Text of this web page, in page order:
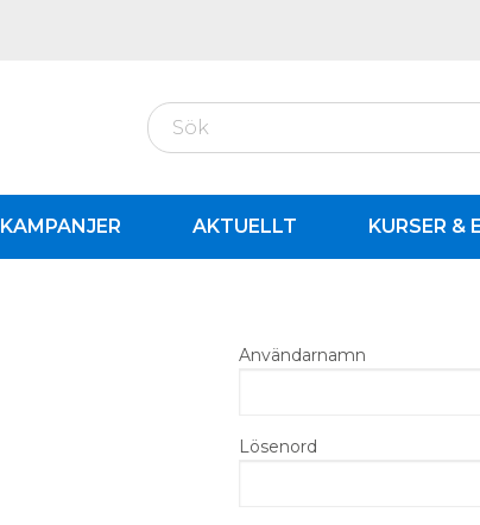
KAMPANJER AKTUELLT KURSER &
Användarnamn
Lösenord